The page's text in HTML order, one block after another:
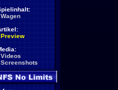
Wagen
Preview
Videos
Screenshots